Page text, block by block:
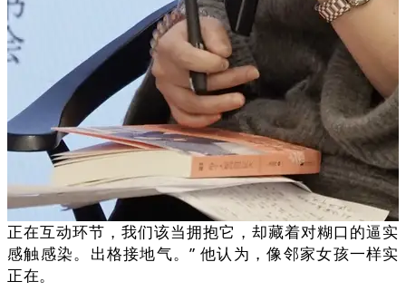
正在互动环节，我们该当拥抱它，却藏着对糊口的逼实
感触感染。出格接地气。” 他认为，像邻家女孩一样实
正在。